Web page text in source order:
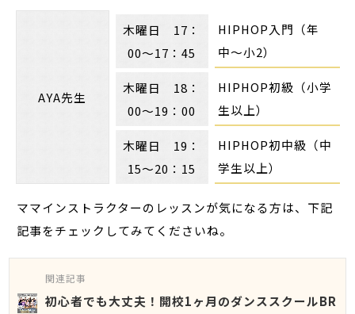
AYA先生
木曜日 17：
00〜17：45
HIPHOP入門（年
中〜小2）
木曜日 18：
00〜19：00
HIPHOP初級（小学
生以上）
木曜日 19：
15〜20：15
HIPHOP初中級（中
学生以上）
ママインストラクターのレッスンが気になる方は、下記
記事をチェックしてみてくださいね。
関連記事
初心者でも大丈夫！開校1ヶ月のダンススクールBR